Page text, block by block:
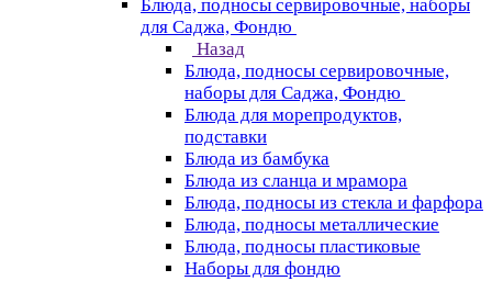
Блюда, подносы сервировочные, наборы
для Саджа, Фондю
Назад
Блюда, подносы сервировочные,
наборы для Саджа, Фондю
Блюда для морепродуктов,
подставки
Блюда из бамбука
Блюда из сланца и мрамора
Блюда, подносы из стекла и фарфора
Блюда, подносы металлические
Блюда, подносы пластиковые
Наборы для фондю